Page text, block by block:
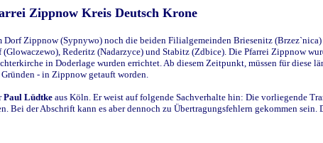
Zippnow Kreis Deutsch Krone
Zippnow (Sypnywo) noch die beiden Filialgemeinden Briesenitz
Rederitz (Nadarzyce) und Stabitz (Zdbice). Die Pfarrei Zippnow
in Doderlage wurden errichtet. Ab diesem Zeitpunkt, müssen für diese
- in Zippnow getauft worden.
Paul Lüdtke aus Köln. Er weist auf folgende Sachverhalte hin: Die vorliegende
Bei der Abschrift kann es aber dennoch zu Übertragungsfehlern gekommen sein.